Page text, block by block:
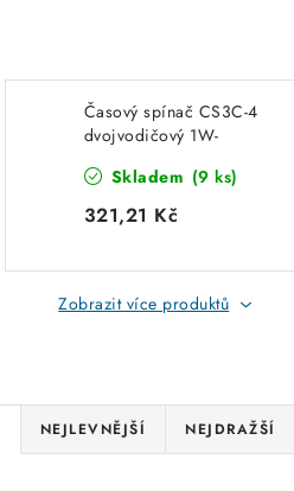
Časový spínač CS3C-4
dvojvodičový 1W-
Elektrobock 0139
Skladem (9 ks)
321,21 Kč
Zobrazit více produktů
NEJLEVNĚJŠÍ NEJDRAŽŠÍ